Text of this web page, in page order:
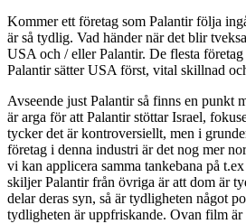
Kommer ett företag som Palantir följa
är så tydlig. Vad händer när det blir
USA och / eller Palantir. De flesta
Palantir sätter USA först, vital skillnad
Avseende just Palantir så finns en punkt
är arga för att Palantir stöttar Israel,
tycker det är kontroversiellt, men i
företag i denna industri är det nog mer
vi kan applicera samma tankebana på
skiljer Palantir från övriga är att dom är
delar deras syn, så är tydligheten något
tydligheten är uppfriskande. Ovan film